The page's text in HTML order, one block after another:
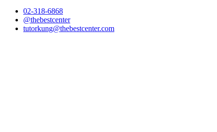
02-318-6868
@thebestcenter
tutorkung@thebestcenter.com